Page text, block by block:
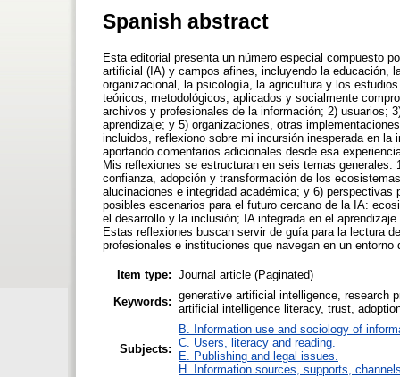
Spanish abstract
Esta editorial presenta un número especial compuesto
artificial (IA) y campos afines, incluyendo la educación,
organizacional, la psicología, la agricultura y los
teóricos, metodológicos, aplicados y socialmente
archivos y profesionales de la información; 2) usuarios;
aprendizaje; y 5) organizaciones, otras
incluidos, reflexiono sobre mi incursión inesperada en
aportando comentarios adicionales desde esa
Mis reflexiones se estructuran en seis temas
confianza, adopción y transformación de los
alucinaciones e integridad académica; y 6)
posibles escenarios para el futuro cercano de la IA:
el desarrollo y la inclusión; IA integrada en el
Estas reflexiones buscan servir de guía para la lectura
profesionales e instituciones que navegan en un entorno
Item type: Journal article (Paginated)
Keywords: generative artificial intelligence, research
artificial intelligence literacy, trust,
Subjects:
B. Information use and sociology of
C. Users, literacy and reading.
E. Publishing and legal issues.
H. Information sources, supports,